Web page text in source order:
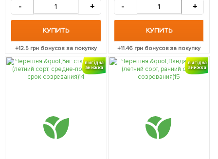
- +
КУПИТЬ
+12.5 грн бонусов за покупку
- +
КУПИТЬ
+11.46грн бонусов за покупку
вигідна
знижка
вигідна
знижка